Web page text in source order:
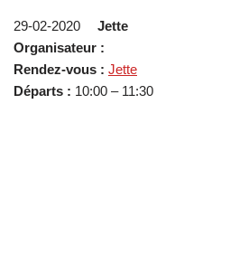
29-02-2020 Jette
Organisateur :
Rendez-vous : Jette
Départs : 10:00 – 11:30